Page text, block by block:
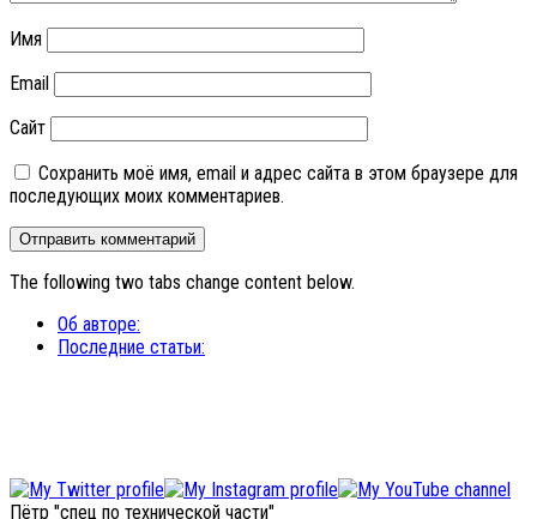
Имя
Email
Сайт
Сохранить моё имя, email и адрес сайта в этом браузере для
последующих моих комментариев.
The following two tabs change content below.
Об авторе:
Последние статьи:
Пётр "спец по технической части"